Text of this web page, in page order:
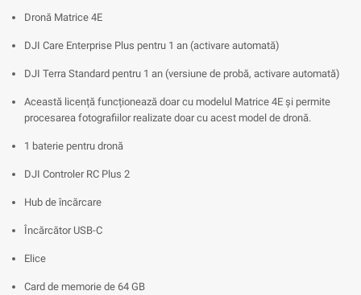
Dronă Matrice 4E
DJI Care Enterprise Plus pentru 1 an (activare automată)
DJI Terra Standard pentru 1 an (versiune de probă, activare automată)
Această licență funcționează doar cu modelul Matrice 4E și permite
procesarea fotografiilor realizate doar cu acest model de dronă.
1 baterie pentru dronă
DJI Controler RC Plus 2
Hub de încărcare
Încărcător USB-C
Elice
Card de memorie de 64 GB